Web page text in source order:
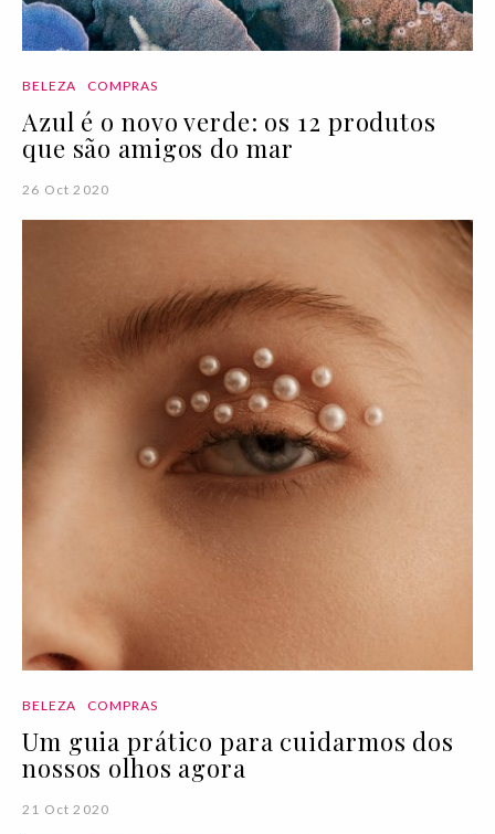
BELEZA COMPRAS
Azul é o novo verde: os 12 produtos
que são amigos do mar
26 Oct 2020
BELEZA COMPRAS
Um guia prático para cuidarmos dos
nossos olhos agora
21 Oct 2020